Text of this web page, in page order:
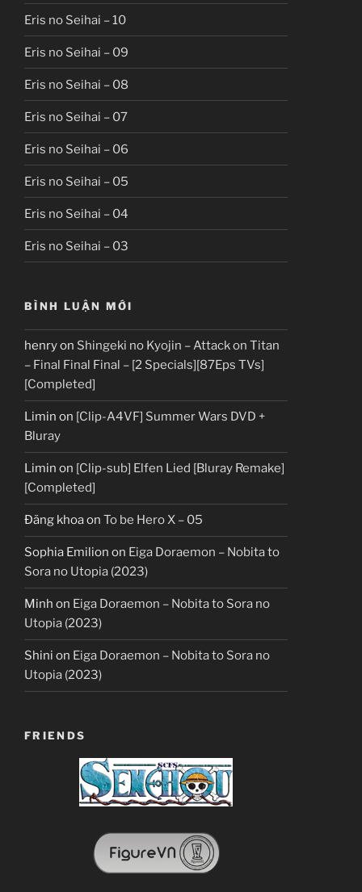
Eris no Seihai – 10
Eris no Seihai – 09
Eris no Seihai – 08
Eris no Seihai – 07
Eris no Seihai – 06
Eris no Seihai – 05
Eris no Seihai – 04
Eris no Seihai – 03
BÌNH LUẬN MỚI
henryon Shingeki no Kyojin – Attack on Titan
– Final Final Final – [2 Specials][87Eps TVs]
[Completed]
Limin on [Clip-A4VF] Summer Wars DVD +
Bluray
Limin on [Clip-sub] Elfen Lied [Bluray Remake]
[Completed]
Đăng khoaon To be Hero X – 05
Sophia Emilion on Eiga Doraemon – Nobita to
Sora no Utopia (2023)
Minh on Eiga Doraemon – Nobita to Sora no
Utopia (2023)
Shini on Eiga Doraemon – Nobita to Sora no
Utopia (2023)
FRIENDS